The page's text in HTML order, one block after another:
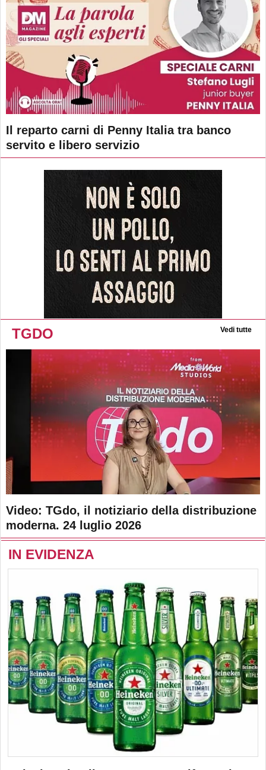
Il reparto carni di Penny Italia tra banco
servito e libero servizio
TGDO Vedi tutte
Video: TGdo, il notiziario della distribuzione
moderna. 24 luglio 2026
IN EVIDENZA